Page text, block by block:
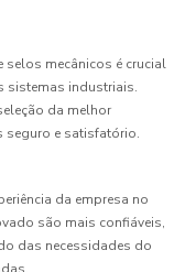
selos mecânicos é crucial
sistemas industriais.
da melhor
seguro e satisfatório.
da empresa no
são mais confiáveis,
das necessidades do